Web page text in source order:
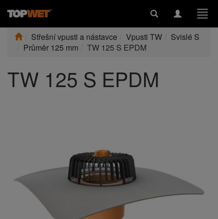
Toggle
Toggle
Střešní vpusti a nástavce
Vpusti TW
Svislé S
Průměr 125 mm
TW 125 S EPDM
TW 125 S EPDM